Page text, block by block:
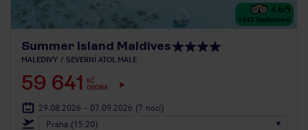
4.6/5
1242 hodnocení
Summer Island Maldives
MALEDIVY SEVERNÍ ATOL MALE
59 641
KČ
OSOBA
29.08.2026 - 07.09.2026 (7 nocí)
Praha (15:20)